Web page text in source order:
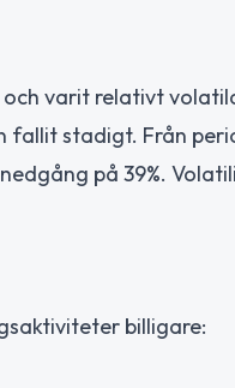
varit relativt
fallit stadigt. Från
på 39%.
billigare: